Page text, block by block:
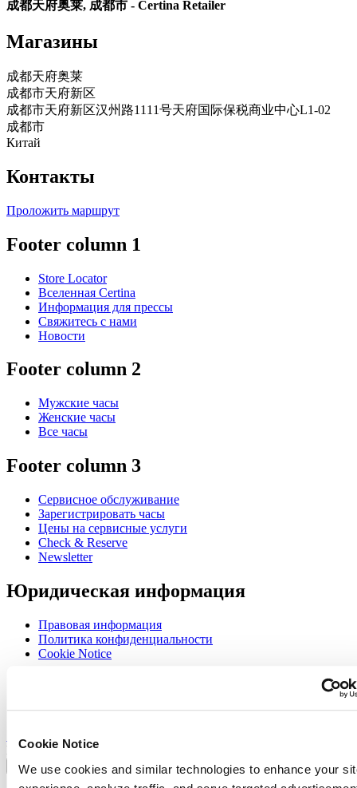
Cookie Notice
We use cookies and similar technologies to enhance your
成都天府奥莱, 成都市 - Certina Retailer
Магазины
成都天府奥莱
成都市天府新区
成都市天府新区汉州路1111号天府国际保税商业中心L1-02
成都市
Китай
Контакты
Проложить маршрут
Footer column 1
Store Locator
Вселенная Certina
Информация для прессы
Свяжитесь с нами
Новости
Footer column 2
Мужские часы
Женские часы
Все часы
Footer column 3
Сервисное обслуживание
Зарегистрировать часы
Цены на сервисные услуги
Check & Reserve
Newsletter
Юридическая информация
Правовая информация
Политика конфиденциальности
Cookie Notice
Выбрать страну/регион
Переключатель языка